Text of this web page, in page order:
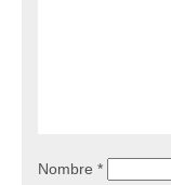
Nombre *